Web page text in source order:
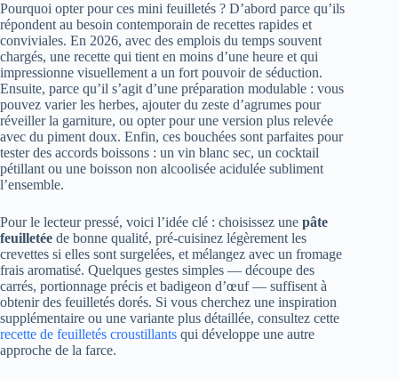
Pourquoi opter pour ces mini feuilletés ? D’abord parce qu’ils
répondent au besoin contemporain de recettes rapides et
conviviales. En 2026, avec des emplois du temps souvent
chargés, une recette qui tient en moins d’une heure et qui
impressionne visuellement a un fort pouvoir de séduction.
Ensuite, parce qu’il s’agit d’une préparation modulable : vous
pouvez varier les herbes, ajouter du zeste d’agrumes pour
réveiller la garniture, ou opter pour une version plus relevée
avec du piment doux. Enfin, ces bouchées sont parfaites pour
tester des accords boissons : un vin blanc sec, un cocktail
pétillant ou une boisson non alcoolisée acidulée subliment
l’ensemble.
Pour le lecteur pressé, voici l’idée clé : choisissez une pâte
feuilletée de bonne qualité, pré-cuisinez légèrement les
crevettes si elles sont surgelées, et mélangez avec un fromage
frais aromatisé. Quelques gestes simples — découpe des
carrés, portionnage précis et badigeon d’œuf — suffisent à
obtenir des feuilletés dorés. Si vous cherchez une inspiration
supplémentaire ou une variante plus détaillée, consultez cette
recette de feuilletés croustillants qui développe une autre
approche de la farce.